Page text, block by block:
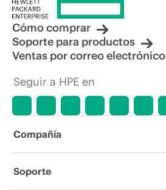
Cómo comprar
Soporte para productos
Ventas por correo electrónico
Seguir a HPE en
Compañía
Acerca de HPE
Soporte